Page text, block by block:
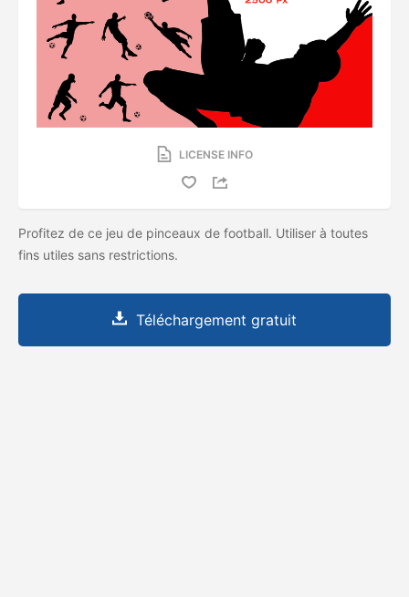
LICENSE INFO
Profitez de ce jeu de pinceaux de football. Utiliser à toutes
fins utiles sans restrictions.
Téléchargement gratuit